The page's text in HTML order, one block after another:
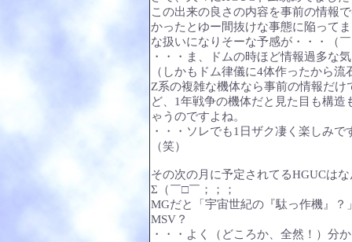
この出来の良さの内容を事前の情報
かったとゆー間抜けな事態に陥って
な扱いになりそーな予感が・・・（
・・・ま、ドムの時ほど情報過多な
（しかもドム律儀に4体作ったから
Ζ系の複雑な機体なら事前の情報だ
ど、1年戦争の機体だと見た目も構
ゃうのですよね。
・・・ソレでも1日ザク凄く楽しみ
（笑）
その次の月に予定されてるHGUCは
Σ（￣□￣；；；
MGだと「宇宙世紀の『駄っ作機』
MSV？
・・・よく（どころか、全然！）分